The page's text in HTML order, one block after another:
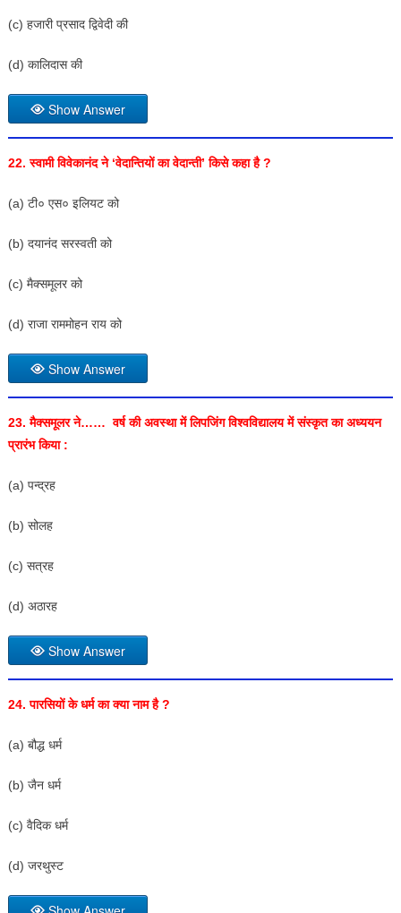
(c) हजारी प्रसाद द्विवेदी की
(d) कालिदास की
Show Answer
22. स्वामी विवेकानंद ने ‘वेदान्तियों का वेदान्ती’ किसे कहा है ?
(a) टी० एस० इलियट को
(b) दयानंद सरस्वती को
(c) मैक्समूलर को
(d) राजा राममोहन राय को
Show Answer
23. मैक्समूलर ने…… वर्ष की अवस्था में लिपजिंग विश्वविद्यालय में संस्कृत का अध्ययन
प्रारंभ किया :
(a) पन्द्रह
(b) सोलह
(c) सत्रह
(d) अठारह
Show Answer
24. पारसियों के धर्म का क्या नाम है ?
(a) बौद्ध धर्म
(b) जैन धर्म
(c) वैदिक धर्म
(d) जरथुस्ट